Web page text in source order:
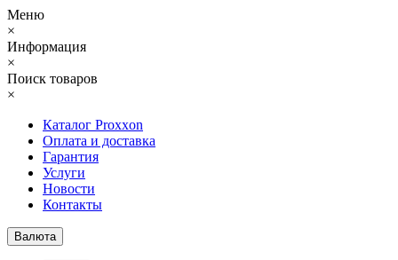
Меню
×
Информация
×
Поиск товаров
×
Каталог Proxxon
Оплата и доставка
Гарантия
Услуги
Новости
Контакты
Валюта